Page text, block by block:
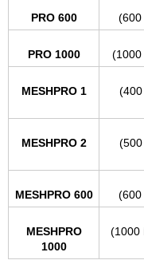
PRO 600 (600
PRO 1000 (1000
MESHPRO 1
MESHPRO 2
MESHPRO 600 (600
MESHPRO
1000
(1000